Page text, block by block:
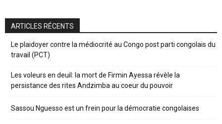
ARTICLES RÉCENTS
Le plaidoyer contre la médiocrité au Congo post parti congolais du
travail (PCT)
Les voleurs en deuil: la mort de Firmin Ayessa révèle la
persistance des rites Andzimba au coeur du pouvoir
Sassou Nguesso est un frein pour la démocratie congolaises